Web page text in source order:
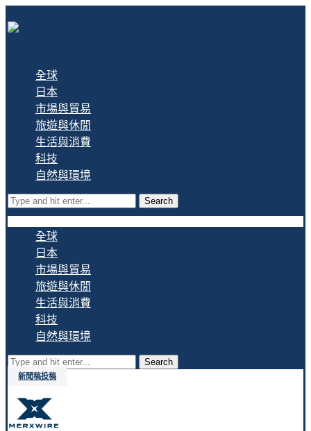
全球
日本
市場與貿易
旅遊與休閒
生活與消費
科技
自然與環境
Search
全球
日本
市場與貿易
旅遊與休閒
生活與消費
科技
自然與環境
Search
新聞稿投稿